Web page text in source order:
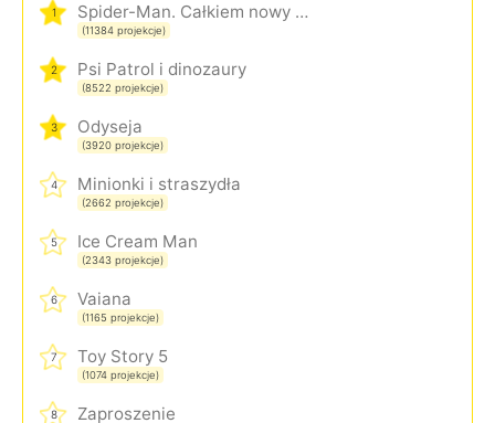
1 Spider-Man. Całkiem nowy dzień
(11384 projekcje)
2 Psi Patrol i dinozaury
(8522 projekcje)
3 Odyseja
(3920 projekcje)
4 Minionki i straszydła
(2662 projekcje)
5 Ice Cream Man
(2343 projekcje)
6 Vaiana
(1165 projekcje)
7 Toy Story 5
(1074 projekcje)
8 Zaproszenie